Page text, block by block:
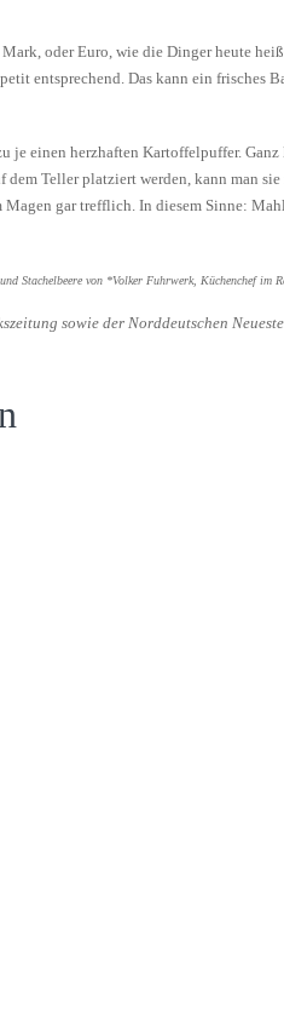
oder Euro, wie die Dinger heute
entsprechend. Das kann ein frisches
je einen herzhaften Kartoffelpuffer.
dem Teller platziert werden, kann
gar trefflich. In diesem Sinne:
Stachelbeere von *Volker Fuhrwerk, Küchenchef im
sowie der Norddeutschen